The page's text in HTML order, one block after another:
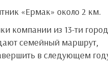
«Ермак» около 2 км.
семейный маршрут,
в следующем